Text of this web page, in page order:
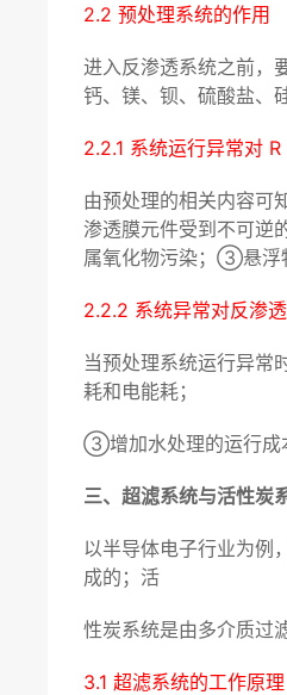
2.2 预处理系统的作用
进入反渗透系统之前，
钙、镁、钡、硫酸盐、
2.2.1 系统运行异常对
由预处理的相关内容可
渗透膜元件受到不可逆
属氧化物污染；③悬浮
2.2.2 系统异常对反渗
当预处理系统运行异
耗和电能耗；
③增加水处理的运行成
三、超滤系统与活性炭
以半导体电子行业为例
成的；活
性炭系统是由多介质过
3.1 超滤系统的工作原理